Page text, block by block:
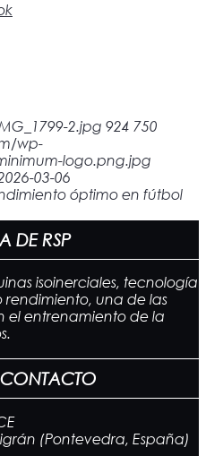
2.jpg 924 750
wp-
logo.png.jpg
03-06
óptimo en fútbol
DE RSP
isoinerciales, tecnología
una de las
el entrenamiento de la
(Pontevedra, España)